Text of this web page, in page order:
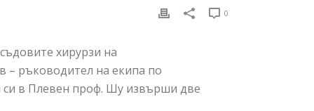
0
хирурзи на
– ръководител на екипа по
си в Плевен проф. Шу извърши две